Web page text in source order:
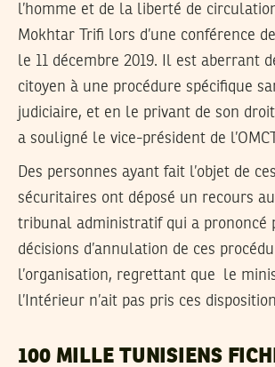
l’homme et de la liberté de
Mokhtar Trifi lors d’une conférence
le 11 décembre 2019. Il est aberrant
citoyen à une procédure spécifique
judiciaire, et en le privant de son
a souligné le vice-président de
Des personnes ayant fait l’objet de
sécuritaires ont déposé un recours
tribunal administratif qui a prononcé
décisions d’annulation de ces
l’organisation, regrettant que le
l’Intérieur n’ait pas pris ces
100 MILLE TUNISIENS